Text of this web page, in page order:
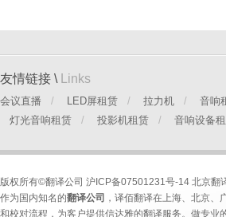
友情链接 \ Links
会议直播 / LED屏租赁 / 拉力机 / 音响
灯光音响租赁
/ 投影机租赁 / 音响设备
版权所有©翻译公司 沪ICP备07501231号-14 北京翻
作为国内知名的翻译公司 ，译佰翻译在上海、北京
和校对流程，为客户提供信达雅的翻译服务。做专业